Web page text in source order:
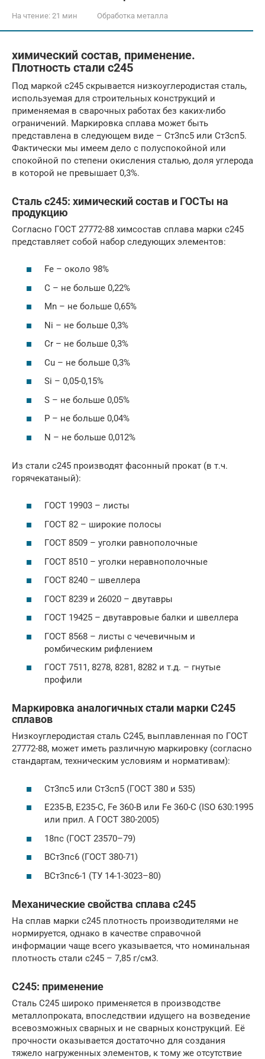
На чтение: 21 мин Обработка металла
химический состав, применение.
Плотность стали с245
Под маркой с245 скрывается низкоуглеродистая сталь,
используемая для строительных конструкций и
применяемая в сварочных работах без каких-либо
ограничений. Маркировка сплава может быть
представлена в следующем виде – Ст3пс5 или Ст3сп5.
Фактически мы имеем дело с полуспокойной или
спокойной по степени окисления сталью, доля углерода
в которой не превышает 0,3%.
Сталь с245: химический состав и ГОСТы на
продукцию
Согласно ГОСТ 27772-88 химсостав сплава марки с245
представляет собой набор следующих элементов:
Fe – около 98%
С – не больше 0,22%
Mn – не больше 0,65%
Ni – не больше 0,3%
Cr – не больше 0,3%
Cu – не больше 0,3%
Si – 0,05-0,15%
S – не больше 0,05%
P – не больше 0,04%
N – не больше 0,012%
Из стали с245 производят фасонный прокат (в т.ч.
горячекатаный):
ГОСТ 19903 – листы
ГОСТ 82 – широкие полосы
ГОСТ 8509 – уголки равнополочные
ГОСТ 8510 – уголки неравнополочные
ГОСТ 8240 – швеллера
ГОСТ 8239 и 26020 – двутавры
ГОСТ 19425 – двутавровые балки и швеллера
ГОСТ 8568 – листы с чечевичным и
ромбическим рифлением
ГОСТ 7511, 8278, 8281, 8282 и т.д. – гнутые
профили
Маркировка аналогичных стали марки С245
сплавов
Низкоуглеродистая сталь С245, выплавленная по ГОСТ
27772-88, может иметь различную маркировку (согласно
стандартам, техническим условиям и нормативам):
Ст3пс5 или Ст3сп5 (ГОСТ 380 и 535)
E235-B, E235-C, Fe 360-B или Fe 360-C (ISO 630:1995
или прил. А ГОСТ 380-2005)
18пс (ГОСТ 23570–79)
ВСт3пс6 (ГОСТ 380-71)
ВСт3пс6-1 (ТУ 14-1-3023–80)
Механические свойства сплава с245
На сплав марки с245 плотность производителями не
нормируется, однако в качестве справочной
информации чаще всего указывается, что номинальная
плотность стали с245 – 7,85 г/см3.
С245: применение
Сталь С245 широко применяется в производстве
металлопроката, впоследствии идущего на возведение
всевозможных сварных и не сварных конструкций. Её
прочности оказывается достаточно для создания
тяжело нагруженных элементов, к тому же отсутствие